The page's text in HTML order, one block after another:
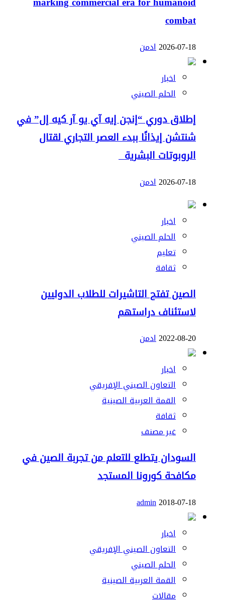
combat
2026-07-18ادمن
اخبار
الحلم الصيني
إطلاق دوري “إنجن إيه آي يو آر كيه إل” في
شنتشن إيذانًا ببدء العصر التجاري لقتال
الروبوتات البشرية
2026-07-18ادمن
اخبار
الحلم الصيني
تعليم
ثقافة
الصين تفتح التاشيرات للطلاب الدوليين
لاستئناف دراستهم
2022-08-20ادمن
اخبار
التعاون الصيني الإفريقي
القمة العربية الصينية
ثقافة
غير مصنف
السودان يتطلع للتعلم من تجربة الصين في
مكافحة كورونا المستجد
2018-07-18
admin
اخبار
التعاون الصيني الإفريقي
الحلم الصيني
القمة العربية الصينية
مقالات